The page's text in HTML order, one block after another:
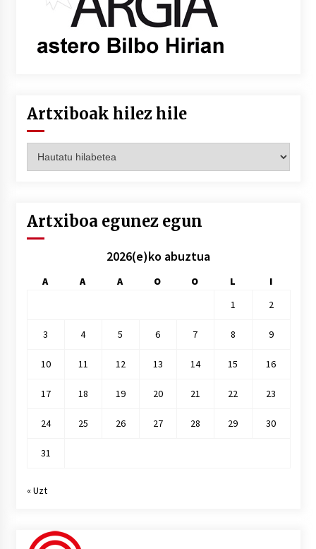
Artxiboak hilez hile
hilez
Artxiboa egunez egun
2026(e)ko abuztua
A A A O O L
I
1
2
3 4 5 6 7 8 9
10 11 12 13 14 15 16
17 18 19 20 21 22 23
24 25 26 27 28 29 30
31
« Uzt